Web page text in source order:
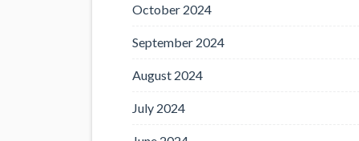
October 2024
September 2024
August 2024
July 2024